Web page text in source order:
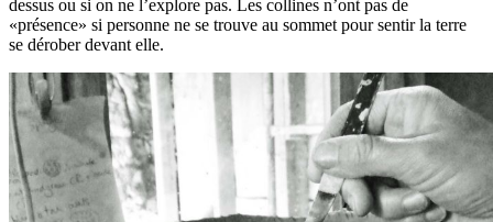
dessus ou si on ne l’explore pas. Les collines n’ont pas de
«présence» si personne ne se trouve au sommet pour sentir la terre
se dérober devant elle.